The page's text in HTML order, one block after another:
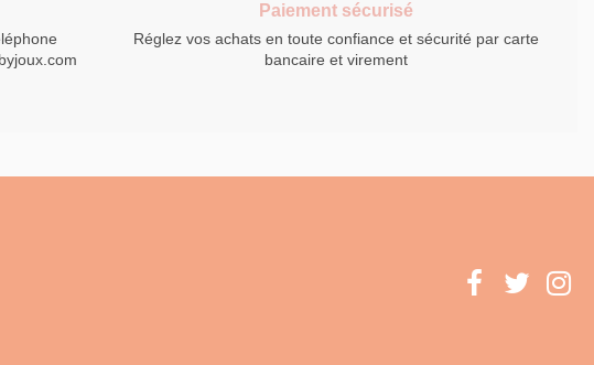
Paiement sécurisé
Réglez vos achats en toute confiance et sécurité par carte
bancaire et virement